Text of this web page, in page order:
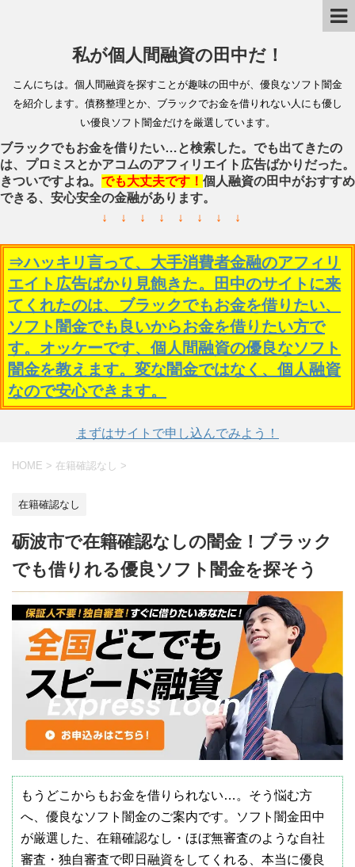
私が個人間融資の田中だ！
こんにちは。個人間融資を探すことが趣味の田中が、優良なソフト闇金
を紹介します。債務整理とか、ブラックでお金を借りれない人にも優し
い優良ソフト闇金だけを厳選しています。
ブラックでもお金を借りたい…と検索した。でも出てきたの
は、プロミスとかアコムのアフィリエイト広告ばかりだった。
きついですよね。 でも大丈夫です！ 個人融資の田中がおすすめ
できる、安心安全の金融があります。
↓ ↓ ↓ ↓ ↓ ↓ ↓ ↓
⇒ハッキリ言って、大手消費者金融のアフィリ
エイト広告ばかり見飽きた。田中のサイトに来
てくれたのは、ブラックでもお金を借りたい、
ソフト闇金でも良いからお金を借りたい方で
す。オッケーです、個人間融資の優良なソフト
闇金を教えます。変な闇金ではなく、個人融資
なので安心できます。
まずはサイトで申し込んでみよう！
HOME > 在籍確認なし >
在籍確認なし
砺波市で在籍確認なしの闇金！ブラック
でも借りれる優良ソフト闇金を探そう
もうどこからもお金を借りられない…。そう悩む方
へ、優良なソフト闇金のご案内です。ソフト闇金田中
が厳選した、在籍確認なし・ほぼ無審査のような自社
審査・独自審査で即日融資をしてくれる、本当に優良